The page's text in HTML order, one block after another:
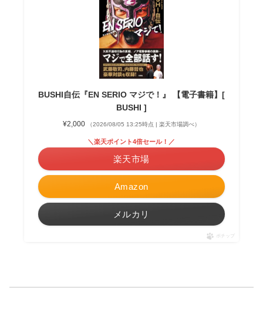
BUSHI自伝『EN SERIO マジで！』 【電子書籍】[
BUSHI ]
¥2,000 （2026/08/05 13:25時点 | 楽天市場調べ）
Amazon
＼楽天ポイント4倍セール！／
楽天市場
メルカリ
ポチップ